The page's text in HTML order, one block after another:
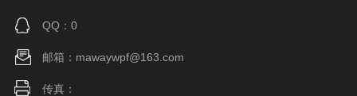
QQ：0
邮箱：mawaywpf@163.com
传真：